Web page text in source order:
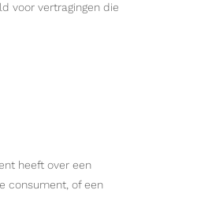
voor vertragingen die
heeft over een
consument, of een